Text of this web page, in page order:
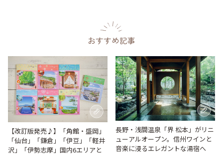
おすすめ記事
【改訂版発売♪】「角館・盛岡」
「仙台」「鎌倉」「伊豆」「軽井
沢」「伊勢志摩」国内6エリアと
長野・浅間温泉「界 松本」がリニ
ューアルオープン。信州ワインと
音楽に浸るエレガントな湯宿へ